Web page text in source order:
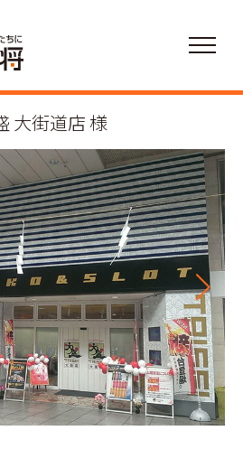
大街道店 様